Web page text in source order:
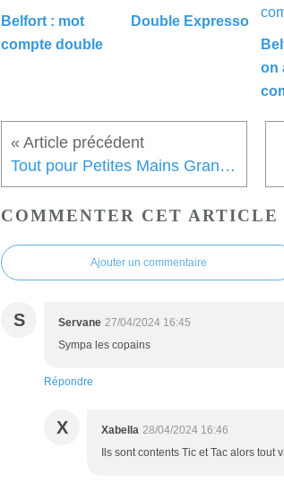
Belfort : mot
compte double
Double Expresso
on
Tout pour Petites Mains Grand Cœur
COMMENTER CET ARTICLE
Ajouter un commentaire
S Servane 27/04/2024 16:45
Sympa les copains
Répondre
X Xabella 28/04/2024 16:46
Ils sont contents Tic et Tac alors tout